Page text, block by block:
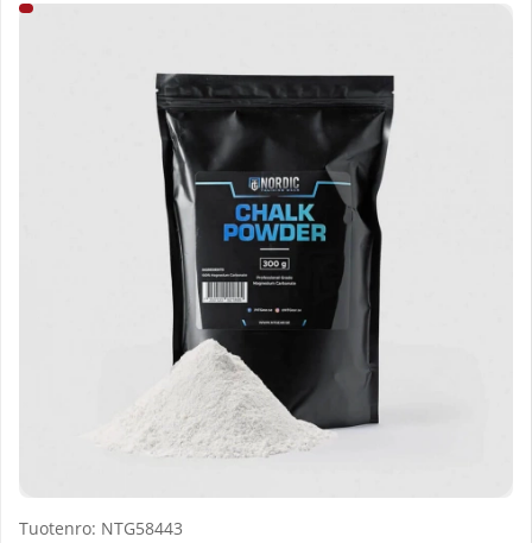
Tuotekuvat Nordic Training Gear Chalk Powder, 300 g
Tuotenro: NTG58443